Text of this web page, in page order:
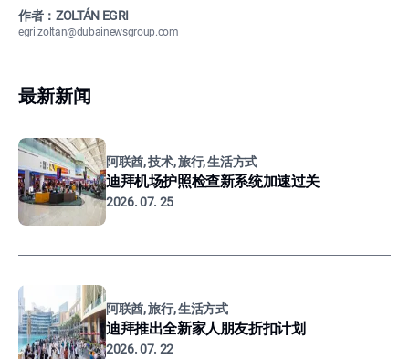
作者：ZOLTÁN EGRI
egri.zoltan@dubainewsgroup.com
最新新闻
阿联酋, 技术, 旅行, 生活方式
迪拜机场护照检查新系统加速过关
2026. 07. 25
阿联酋, 旅行, 生活方式
迪拜推出全新家人朋友折扣计划
2026. 07. 22